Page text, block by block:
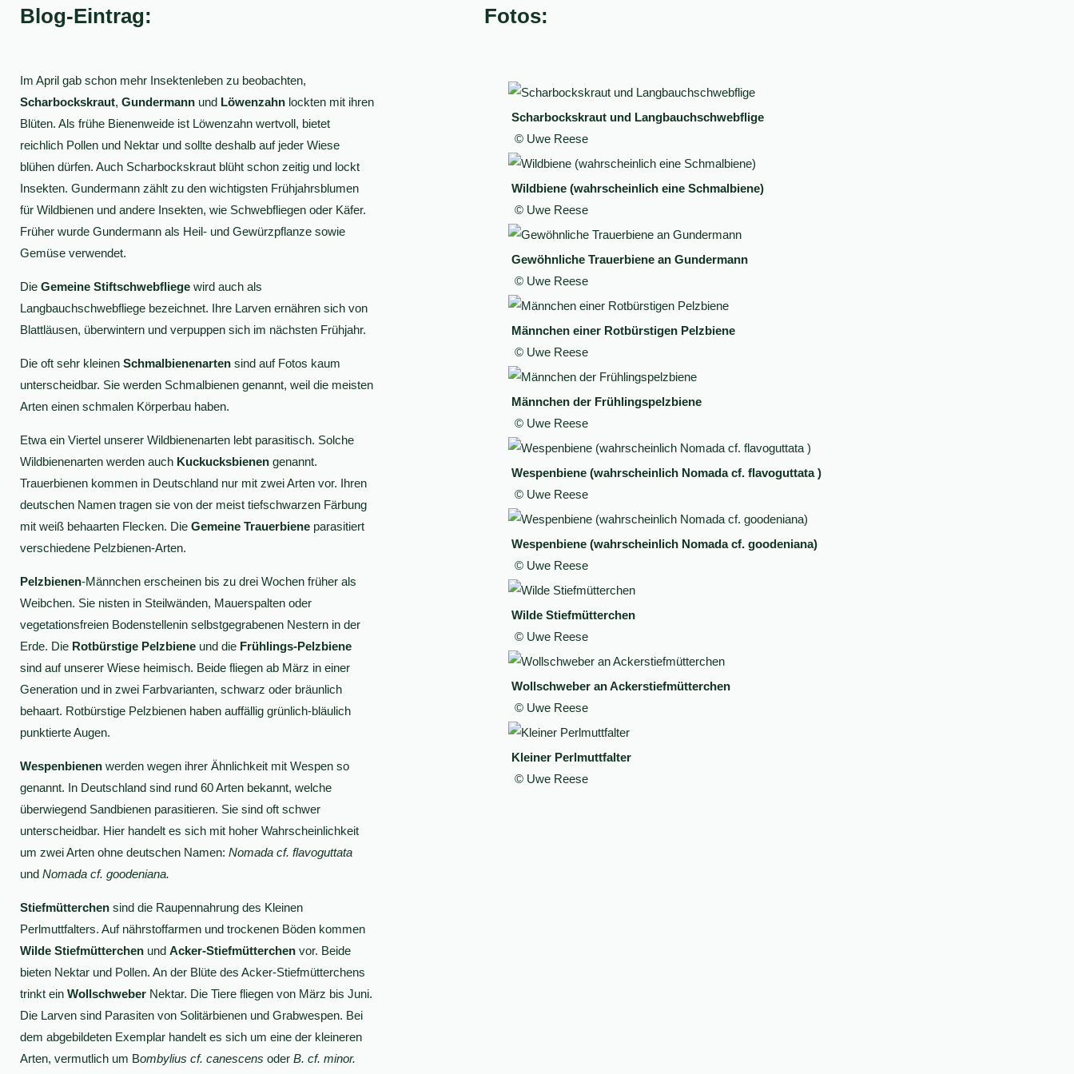
Blog-Eintrag:
Im April gab schon mehr Insektenleben zu beobachten,
Scharbockskraut, Gundermannund Löwenzahnlockten mit ihren
Blüten. Als frühe Bienenweide ist Löwenzahn wertvoll, bietet
reichlich Pollen und Nektar und sollte deshalb auf jeder Wiese
blühen dürfen. Auch Scharbockskraut blüht schon zeitig und lockt
Insekten. Gundermann zählt zu den wichtigsten Frühjahrsblumen
für Wildbienen und andere Insekten, wie Schwebfliegen oder Käfer.
Früher wurde Gundermann als Heil- und Gewürzpflanze sowie
Gemüse verwendet.
Die Gemeine Stiftschwebfliegewird auch als
Langbauchschwebfliege bezeichnet. Ihre Larven ernähren sich von
Blattläusen, überwintern und verpuppen sich im nächsten Frühjahr.
Die oft sehr kleinen Schmalbienenartensind auf Fotos kaum
unterscheidbar. Sie werden Schmalbienen genannt, weil die meisten
Arten einen schmalen Körperbau haben.
Etwa ein Viertel unserer Wildbienenarten lebt parasitisch. Solche
Wildbienenarten werden auch Kuckucksbienengenannt.
Trauerbienen kommen in Deutschland nur mit zwei Arten vor. Ihren
deutschen Namen tragen sie von der meist tiefschwarzen Färbung
mit weiß behaarten Flecken. Die Gemeine Trauerbieneparasitiert
verschiedene Pelzbienen-Arten.
Pelzbienen-Männchen erscheinen bis zu drei Wochen früher als
Weibchen. Sie nisten in Steilwänden, Mauerspalten oder
vegetationsfreien Bodenstellenin selbstgegrabenen Nestern in der
Erde. Die Rotbürstige Pelzbieneund die Frühlings-Pelzbiene
sind auf unserer Wiese heimisch. Beide fliegen ab März in einer
Generation und in zwei Farbvarianten, schwarz oder bräunlich
behaart. Rotbürstige Pelzbienen haben auffällig grünlich-bläulich
punktierte Augen.
Wespenbienenwerden wegen ihrer Ähnlichkeit mit Wespen so
genannt. In Deutschland sind rund 60 Arten bekannt, welche
überwiegend Sandbienen parasitieren. Sie sind oft schwer
unterscheidbar. Hier handelt es sich mit hoher Wahrscheinlichkeit
um zwei Arten ohne deutschen Namen: Nomada cf. flavoguttata
und Nomada cf. goodeniana.
Stiefmütterchensind die Raupennahrung des Kleinen
Perlmuttfalters. Auf nährstoffarmen und trockenen Böden kommen
Wilde Stiefmütterchen und Acker-Stiefmütterchenvor. Beide
bieten Nektar und Pollen. An der Blüte des Acker-Stiefmütterchens
trinkt ein WollschweberNektar. Die Tiere fliegen von März bis Juni.
Die Larven sind Parasiten von Solitärbienen und Grabwespen. Bei
dem abgebildeten Exemplar handelt es sich um eine der kleineren
Arten, vermutlich um Bombylius cf. canescens oder B. cf. minor.
Fotos:
Scharbockskraut und Langbauchschwebflige
© Uwe Reese
Wildbiene (wahrscheinlich eine Schmalbiene)
© Uwe Reese
Gewöhnliche Trauerbiene an Gundermann
© Uwe Reese
Männchen einer Rotbürstigen Pelzbiene
© Uwe Reese
Männchen der Frühlingspelzbiene
© Uwe Reese
Wespenbiene (wahrscheinlich Nomada cf. flavoguttata )
© Uwe Reese
Wespenbiene (wahrscheinlich Nomada cf. goodeniana)
© Uwe Reese
Wilde Stiefmütterchen
© Uwe Reese
Wollschweber an Ackerstiefmütterchen
© Uwe Reese
Kleiner Perlmuttfalter
© Uwe Reese